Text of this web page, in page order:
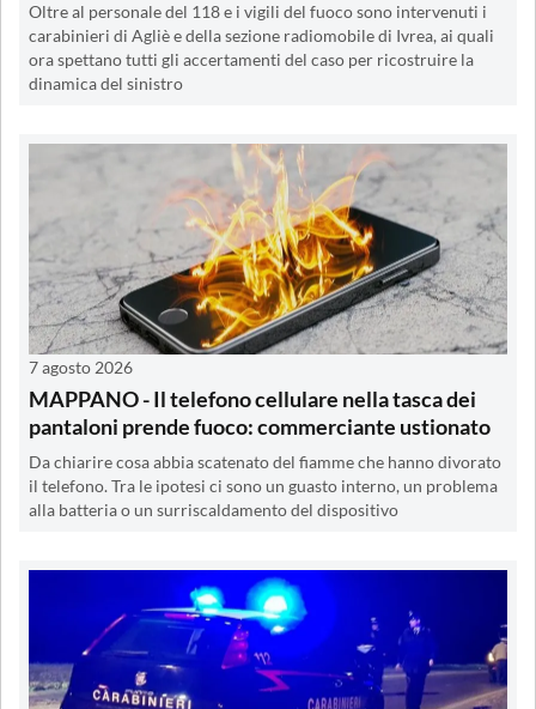
Oltre al personale del 118 e i vigili del fuoco sono intervenuti i
carabinieri di Agliè e della sezione radiomobile di Ivrea, ai quali
ora spettano tutti gli accertamenti del caso per ricostruire la
dinamica del sinistro
7 agosto 2026
MAPPANO - Il telefono cellulare nella tasca dei
pantaloni prende fuoco: commerciante ustionato
Da chiarire cosa abbia scatenato del fiamme che hanno divorato
il telefono. Tra le ipotesi ci sono un guasto interno, un problema
alla batteria o un surriscaldamento del dispositivo